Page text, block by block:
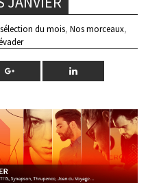
du mois, Nos morceaux,